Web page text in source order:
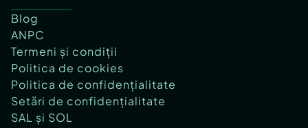
Blog
ANPC
Termeni și condiții
Politica de cookies
Politica de confidențialitate
Setări de confidențialitate
SAL și SOL